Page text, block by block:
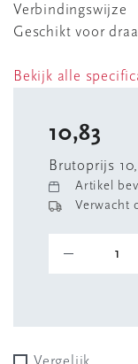
Verbindingswijze
Geschikt voor
Bekijk alle
10,83
Brutoprijs
Artikel
Verwacht